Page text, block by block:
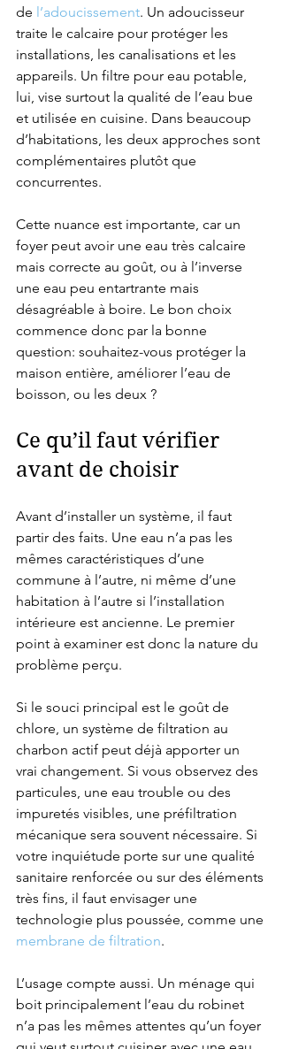
de l’adoucissement. Un adoucisseur
traite le calcaire pour protéger les
installations, les canalisations et les
appareils. Un filtre pour eau potable,
lui, vise surtout la qualité de l’eau bue
et utilisée en cuisine. Dans beaucoup
d’habitations, les deux approches sont
complémentaires plutôt que
concurrentes.
Cette nuance est importante, car un
foyer peut avoir une eau très calcaire
mais correcte au goût, ou à l’inverse
une eau peu entartrante mais
désagréable à boire. Le bon choix
commence donc par la bonne
question: souhaitez-vous protéger la
maison entière, améliorer l’eau de
boisson, ou les deux ?
Ce qu’il faut vérifier
avant de choisir
Avant d’installer un système, il faut
partir des faits. Une eau n’a pas les
mêmes caractéristiques d’une
commune à l’autre, ni même d’une
habitation à l’autre si l’installation
intérieure est ancienne. Le premier
point à examiner est donc la nature du
problème perçu.
Si le souci principal est le goût de
chlore, un système de filtration au
charbon actif peut déjà apporter un
vrai changement. Si vous observez des
particules, une eau trouble ou des
impuretés visibles, une préfiltration
mécanique sera souvent nécessaire. Si
votre inquiétude porte sur une qualité
sanitaire renforcée ou sur des éléments
très fins, il faut envisager une
technologie plus poussée, comme une
membrane de filtration.
L’usage compte aussi. Un ménage qui
boit principalement l’eau du robinet
n’a pas les mêmes attentes qu’un foyer